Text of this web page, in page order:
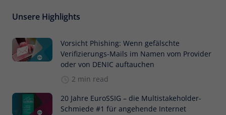
Unsere Highlights
Vorsicht Phishing: Wenn gefälschte
Verifizierungs-Mails im Namen vom Provider
oder von DENIC auftauchen
2 min read
20 Jahre EuroSSIG – die Multistakeholder-
Schmiede #1 für angehende Internet